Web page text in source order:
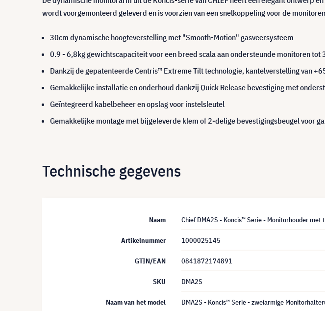
wordt voorgemonteerd geleverd en is voorzien van een snelkoppeling voor de
30cm dynamische hoogteverstelling met "Smooth-Motion" gasveersysteem
0.9 - 6,8kg gewichtscapaciteit voor een breed scala aan ondersteunde monitoren tot
Dankzij de gepatenteerde Centris™ Extreme Tilt technologie, kantelverstelling van
Gemakkelijke installatie en onderhoud dankzij Quick Release bevestiging met
Geïntegreerd kabelbeheer en opslag voor instelsleutel
Gemakkelijke montage met bijgeleverde klem of 2-delige bevestigingsbeugel voor
Technische gegevens
Naam Chief DMA2S - Koncis™ Serie - Monitorhouder
Artikelnummer 1000025145
GTIN/EAN 0841872174891
SKU DMA2S
Naam van het model DMA2S - Koncis™ Serie - zweiarmige